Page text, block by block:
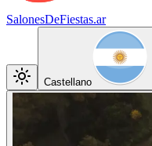
SalonesDeFiestas.ar
Castellano